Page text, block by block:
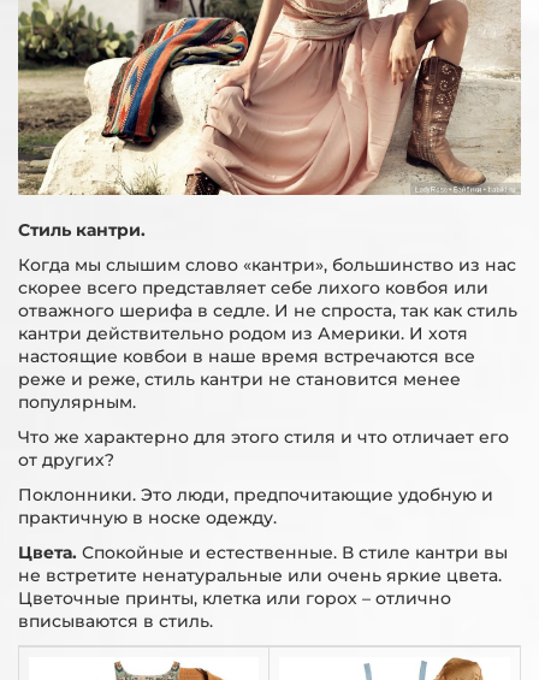
Стиль кантри.
Когда мы слышим слово «кантри», большинство из нас
скорее всего представляет себе лихого ковбоя или
отважного шерифа в седле. И не спроста, так как стиль
кантри действительно родом из Америки. И хотя
настоящие ковбои в наше время встречаются все
реже и реже, стиль кантри не становится менее
популярным.
Что же характерно для этого стиля и что отличает его
от других?
Поклонники. Это люди, предпочитающие удобную и
практичную в носке одежду.
Цвета. Спокойные и естественные. В стиле кантри вы
не встретите ненатуральные или очень яркие цвета.
Цветочные принты, клетка или горох – отлично
вписываются в стиль.